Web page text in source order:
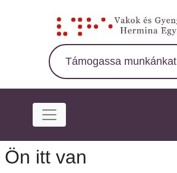
Támogassa munkánkat
Ön itt van